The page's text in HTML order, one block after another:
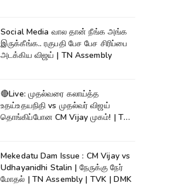
Social Media வால தான் நீங்க அங்க
இருக்கீங்க.. ரகுபதி பேச பேச சிரிப்பை
அடக்கிய விஜய் | TN Assembly
🔴Live: முதல்வரை கலாய்த்த
உதய்உதயநிதி vs முதல்வர் விஜய்
தொங்கிப்போன CM Vijay முகம்! | TN
Mekedatu Dam Issue : CM Vijay vs
Udhayanidhi Stalin | நேருக்கு நேர்
மோதல் | TN Assembly | TVK | DMK